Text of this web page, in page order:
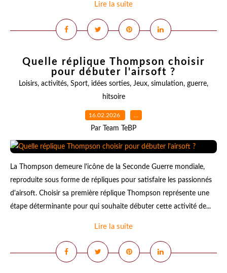
Lire la suite
Quelle réplique Thompson choisir
pour débuter l'airsoft ?
Loisirs, activités, Sport, idées sorties, Jeux, simulation, guerre,
hitsoire
16.02.2026 …
Par Team TeBP
La Thompson demeure l'icône de la Seconde Guerre mondiale,
reproduite sous forme de répliques pour satisfaire les passionnés
d'airsoft. Choisir sa première réplique Thompson représente une
étape déterminante pour qui souhaite débuter cette activité de...
Lire la suite